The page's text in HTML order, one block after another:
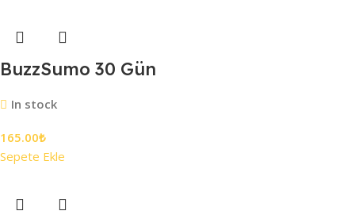
BuzzSumo 30 Gün
In stock
165.00₺
Sepete Ekle